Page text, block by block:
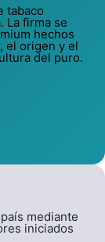
mediante
iniciados
tabaco
La firma se
hechos
el origen y el
del puro.